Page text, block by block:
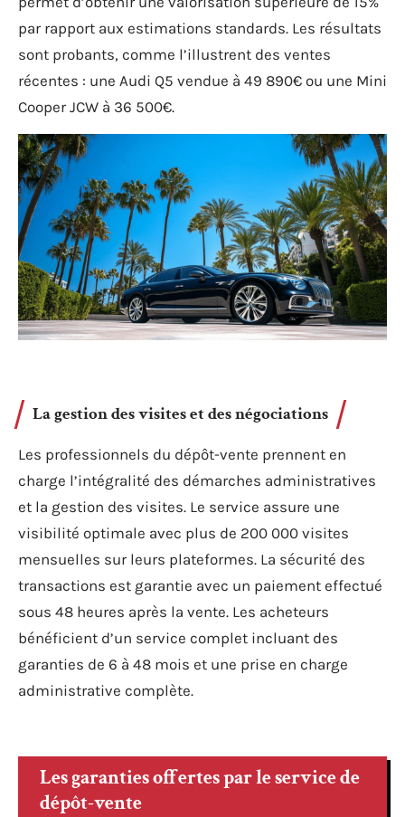
par rapport aux estimations standards. Les résultats
sont probants, comme l’illustrent des ventes
récentes : une Audi Q5 vendue à 49 890€ ou une Mini
Cooper JCW à 36 500€.
La gestion des visites et des négociations
Les professionnels du dépôt-vente prennent en
charge l’intégralité des démarches administratives
et la gestion des visites. Le service assure une
visibilité optimale avec plus de 200 000 visites
mensuelles sur leurs plateformes. La sécurité des
transactions est garantie avec un paiement effectué
sous 48 heures après la vente. Les acheteurs
bénéficient d’un service complet incluant des
garanties de 6 à 48 mois et une prise en charge
administrative complète.
Les garanties offertes par le service de
dépôt-vente